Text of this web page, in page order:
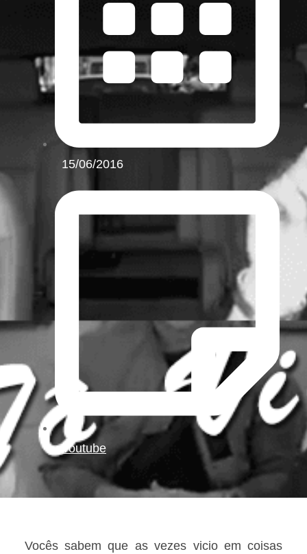
15/06/2016
Youtube
Vocês sabem que as vezes vicio em coisas